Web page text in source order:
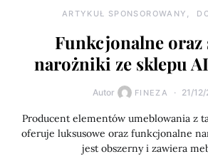
ARTYKUŁ SPONSOROWANY
Funkcjonalne oraz
narożniki ze sklepu
Autor FINEZA 21/
Producent elementów umeblowania z
oferuje luksusowe oraz funkcjonalne
jest obszerny i zawiera